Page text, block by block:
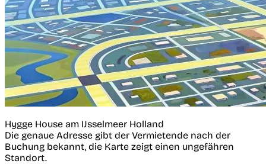
Hygge House am IJsselmeer Holland
Die genaue Adresse gibt der Vermietende nach der
Buchung bekannt, die Karte zeigt einen ungefähren
Standort.